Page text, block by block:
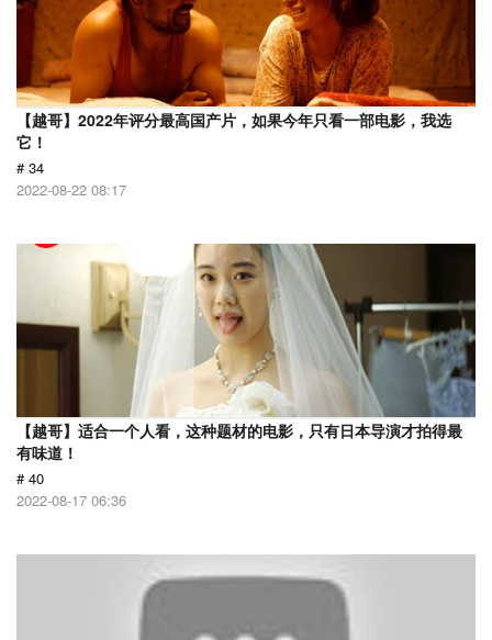
【越哥】2022年评分最高国产片，如果今年只看一部电影，我选
它！
# 34
2022-08-22 08:17
【越哥】适合一个人看，这种题材的电影，只有日本导演才拍得最
有味道！
# 40
2022-08-17 06:36